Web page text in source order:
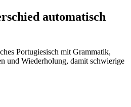
automatisch
Portugiesisch mit Grammatik,
und Wiederholung, damit schwierige